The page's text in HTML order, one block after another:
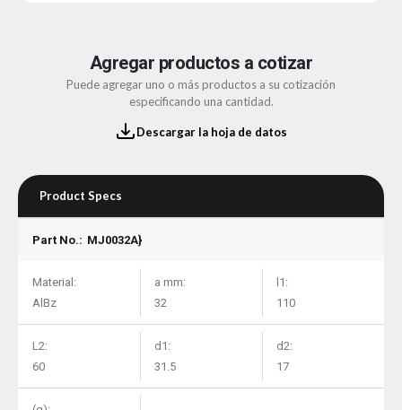
Agregar productos a cotizar
Puede agregar uno o más productos a su cotización
especificando una cantidad.
Descargar la hoja de datos
Product Specs
Part No.: MJ0032A}
Material:
AlBz
a mm:
32
l1:
110
L2:
60
d1:
31.5
d2:
17